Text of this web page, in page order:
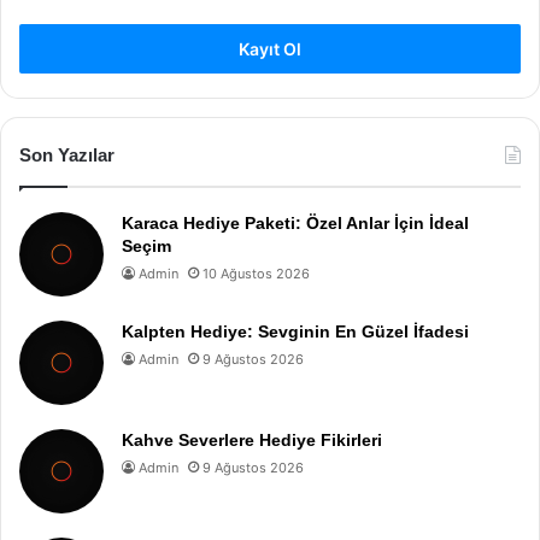
Kayıt Ol
Son Yazılar
Karaca Hediye Paketi: Özel Anlar İçin İdeal
Seçim
Admin 10 Ağustos 2026
Kalpten Hediye: Sevginin En Güzel İfadesi
Admin 9 Ağustos 2026
Kahve Severlere Hediye Fikirleri
Admin 9 Ağustos 2026